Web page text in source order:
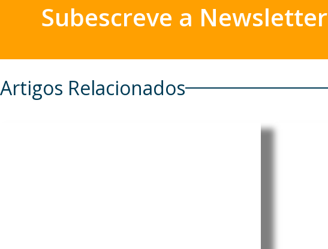
Subescreve a Newsletter
Artigos Relacionados